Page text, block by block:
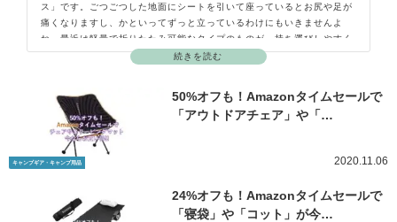
続きを読む
ス」です。ごつごつした地面にシートを引いて座っているとお尻や足が
痛くなりますし、かといってずっと立っているわけにもいきませんよ
ね。最近は軽量で折りたたみ可能なタイプのものが、持ち運びしやすく
てオススメですよ。キャンプ場やバーベキュー場などによっては最初か
で持って行って損はありません。常に車のトランクに入れておくと、い
ざというときにとっても重宝しますよ。
キャンプギア・キャンプ用品
50%オフも！Amazonタイムセールで
「アウトドアチェア」や「…
2020.11.06
24%オフも！Amazonタイムセールで
「寝袋」や「コット」が今…